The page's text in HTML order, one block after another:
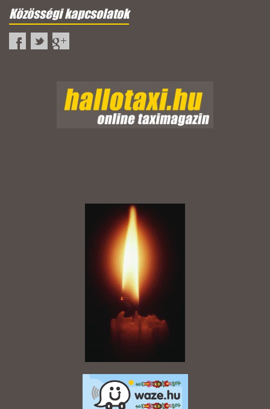
Közösségi kapcsolatok